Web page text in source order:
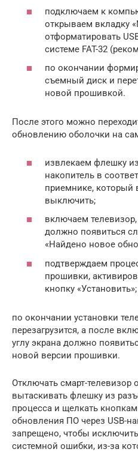
подключаем к
открываем вкладку
отформатировать
системе FAT-32
по окончании
съемный диск и
новой прошивкой.
После этого можно
обновлению оболочки на
извлекаем флешку
накопитель в
приемнике, который
выключить;
включаем
должно появиться
«Найдено новое
подтверждаем
прошивки,
кнопку «Установить»;
по окончании установки
перезагрузится, а после
углу экрана должно
новой версии прошивки.
Отключать смарт-телевизор
вытаскивать флешку из
процесса и щелкать
обновления ПО через USB-
запрещено, чтобы
системной ошибки, из-за